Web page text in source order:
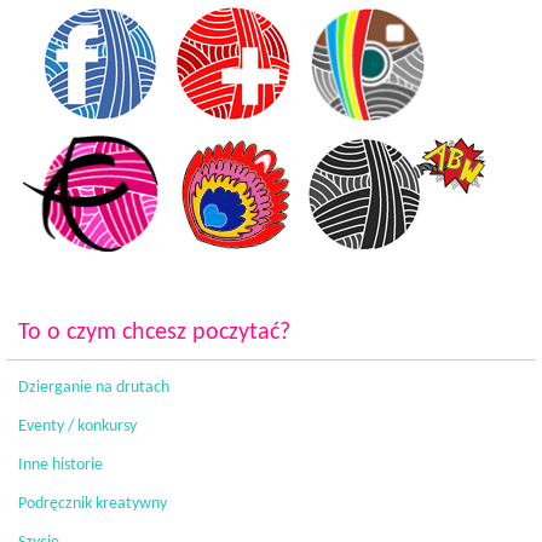
To o czym chcesz poczytać?
Dzierganie na drutach
Eventy / konkursy
Inne historie
Podręcznik kreatywny